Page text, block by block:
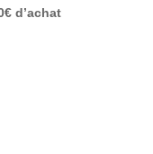
d’achat